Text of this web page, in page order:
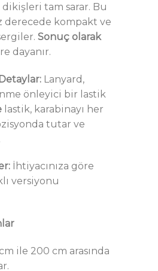
tam sarar. Bu
derecede kompakt ve
Sonuç olarak
dayanır.
Lanyard,
önleyici bir lastik
lastik, karabinayı her
tutar ve
İhtiyacınıza göre
versiyonu
ile 200 cm arasında